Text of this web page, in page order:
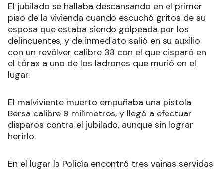
El jubilado se hallaba descansando en el primer
piso de la vivienda cuando escuchó gritos de su
esposa que estaba siendo golpeada por los
delincuentes, y de inmediato salió en su auxilio
con un revólver calibre 38 con el que disparó en
el tórax a uno de los ladrones que murió en el
lugar.
El malviviente muerto empuñaba una pistola
Bersa calibre 9 milímetros, y llegó a efectuar
disparos contra el jubilado, aunque sin lograr
herirlo.
En el lugar la Policía encontró tres vainas servidas